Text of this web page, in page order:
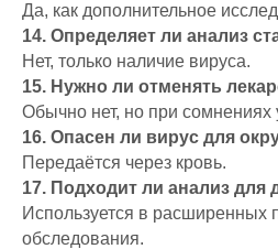
Да, как дополнительное
14. Определяет ли анализ
Нет, только наличие вируса.
15. Нужно ли отменять
Обычно нет, но при сомнениях
16. Опасен ли вирус для
Передаётся через кровь.
17. Подходит ли анализ для
Используется в расширенных
обследования.